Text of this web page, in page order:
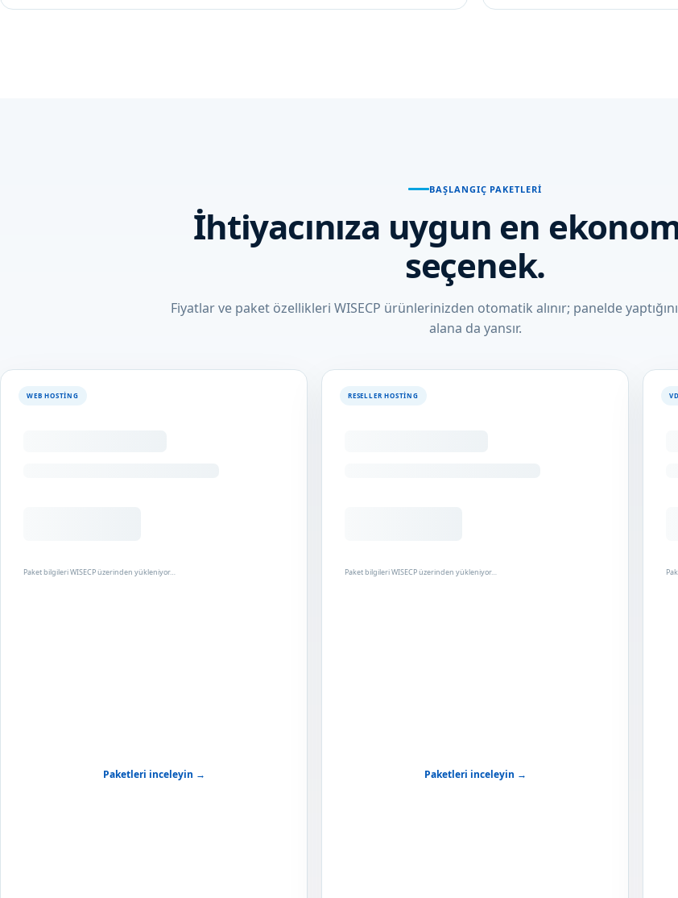
BAŞLANGIÇ PAKETLERI
İhtiyacınıza uygun en
seçenek.
Fiyatlar ve paket özellikleri WISECP ürünlerinizden otomatik alınır; panelde
alana da yansır.
WEB HOSTING
Paket bilgileri WISECP üzerinden yükleniyor…
Paketleri inceleyin →
RESELLER HOSTING
Paket bilgileri WISECP üzerinden yükleniyor…
Paketleri inceleyin →